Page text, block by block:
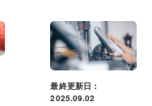
最終更新日：
2025.09.02